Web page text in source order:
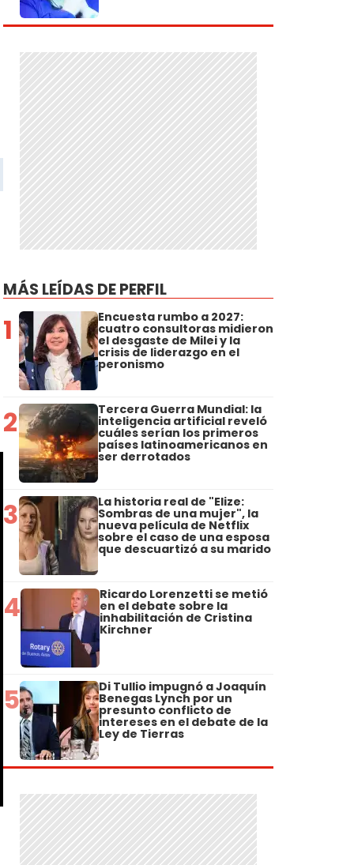
MÁS LEÍDAS DE PERFIL
1 Encuesta rumbo a 2027:
cuatro consultoras midieron
el desgaste de Milei y la
crisis de liderazgo en el
peronismo
2 Tercera Guerra Mundial: la
inteligencia artificial reveló
cuáles serían los primeros
países latinoamericanos en
ser derrotados
3 La historia real de "Elize:
Sombras de una mujer", la
nueva película de Netflix
sobre el caso de una esposa
que descuartizó a su marido
4 Ricardo Lorenzetti se metió
en el debate sobre la
inhabilitación de Cristina
Kirchner
5 Di Tullio impugnó a Joaquín
Benegas Lynch por un
presunto conflicto de
intereses en el debate de la
Ley de Tierras